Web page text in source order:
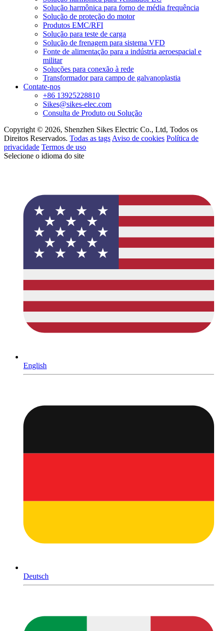
Solução harmônica para forno de média frequência
Solução de proteção do motor
Produtos EMC/RFI
Solução para teste de carga
Solução de frenagem para sistema VFD
Fonte de alimentação para a indústria aeroespacial e
militar
Soluções para conexão à rede
Transformador para campo de galvanoplastia
Contate-nos
+86 13925228810
Sikes@sikes-elec.com
Consulta de Produto ou Solução
Copyright © 2026, Shenzhen Sikes Electric Co., Ltd, Todos os
Direitos Reservados. Todas as tags Aviso de cookies Política de
privacidade Termos de uso
Selecione o idioma do site
English
Deutsch